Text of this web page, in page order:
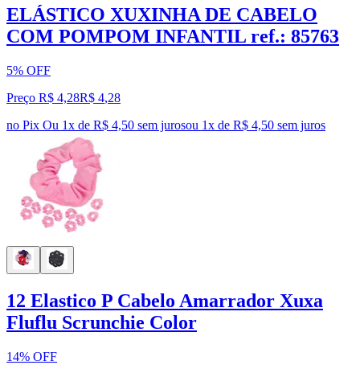
ELÁSTICO XUXINHA DE CABELO
COM POMPOM INFANTIL ref.: 85763
5% OFF
Preço R$ 4,28R$ 4,28
no Pix Ou 1x de R$ 4,50 sem jurosou 1x de R$ 4,50 sem juros
12 Elastico P Cabelo Amarrador Xuxa
Fluflu Scrunchie Color
14% OFF